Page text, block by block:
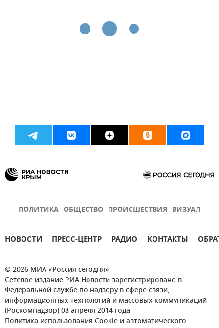
ПОЛИТИКА ОБЩЕСТВО ПРОИСШЕСТВИЯ ВИЗУАЛ
НОВОСТИ ПРЕСС-ЦЕНТР РАДИО КОНТАКТЫ
© 2026 МИА «Россия сегодня»
Сетевое издание РИА Новости зарегистрировано в
Федеральной службе по надзору в сфере связи,
информационных технологий и массовых коммуникаций
(Роскомнадзор) 08 апреля 2014 года.
Политика использования Cookie и автоматического